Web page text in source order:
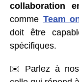
collaboration
comme Team
doit être
spécifiques.
✉️ Parlez à nos